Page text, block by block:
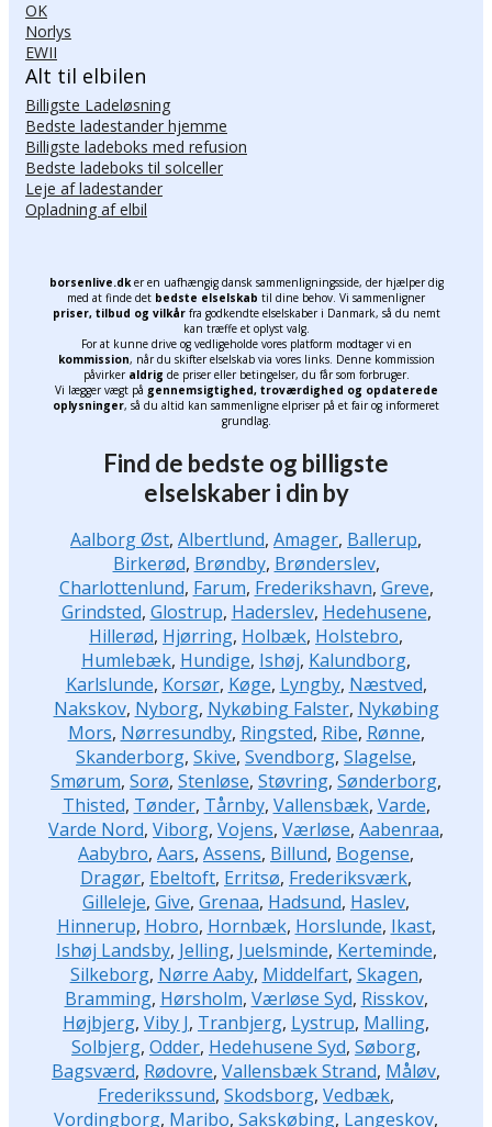
OK
Norlys
EWII
Alt til elbilen
Billigste Ladeløsning
Bedste ladestander hjemme
Billigste ladeboks med refusion
Bedste ladeboks til solceller
Leje af ladestander
Opladning af elbil
borsenlive.dker en uafhængig dansk sammenligningsside, der hjælper dig
med at finde det bedste elselskab til dine behov. Vi sammenligner
priser, tilbud og vilkårfra godkendte elselskaber i Danmark, så du nemt
kan træffe et oplyst valg.
For at kunne drive og vedligeholde vores platform modtager vi en
kommission, når du skifter elselskab via vores links. Denne kommission
påvirker aldrig de priser eller betingelser, du får som forbruger.
Vi lægger vægt på gennemsigtighed, troværdighed og opdaterede
oplysninger, så du altid kan sammenligne elpriser på et fair og informeret
grundlag.
Find de bedste og billigste
elselskaber i din by
Aalborg Øst, Albertlund, Amager, Ballerup,
Birkerød, Brøndby, Brønderslev,
Charlottenlund, Farum, Frederikshavn, Greve,
Grindsted, Glostrup, Haderslev, Hedehusene,
Hillerød, Hjørring, Holbæk, Holstebro,
Humlebæk, Hundige, Ishøj, Kalundborg,
Karlslunde, Korsør, Køge, Lyngby, Næstved,
Nakskov, Nyborg, Nykøbing Falster, Nykøbing
Mors, Nørresundby, Ringsted, Ribe, Rønne,
Skanderborg, Skive, Svendborg, Slagelse,
Smørum, Sorø, Stenløse, Støvring, Sønderborg,
Thisted, Tønder, Tårnby, Vallensbæk, Varde,
Varde Nord, Viborg, Vojens, Værløse, Aabenraa,
Aabybro, Aars, Assens, Billund, Bogense,
Dragør, Ebeltoft, Erritsø, Frederiksværk,
Gilleleje, Give, Grenaa, Hadsund, Haslev,
Hinnerup, Hobro, Hornbæk, Horslunde, Ikast,
Ishøj Landsby, Jelling, Juelsminde, Kerteminde,
Silkeborg, Nørre Aaby, Middelfart, Skagen,
Bramming, Hørsholm, Værløse Syd, Risskov,
Højbjerg, Viby J, Tranbjerg, Lystrup, Malling,
Solbjerg, Odder, Hedehusene Syd, Søborg,
Bagsværd, Rødovre, Vallensbæk Strand, Måløv,
Frederikssund, Skodsborg, Vedbæk,
Vordingborg, Maribo, Sakskøbing, Langeskov,